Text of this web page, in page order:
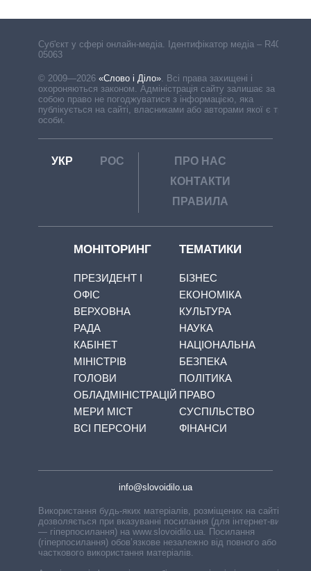
Cуб'єкт у сфері онлайн-медіа. Ідентифікатор медіа – R40-
05063
© 2009—2026 «Слово і Діло» Всі права захищені і
охороняються законом. Адміністрація сайту залишає за
собою право не погоджуватися з інформацією, яка
публікується на сайті, власниками або авторами якої є треті
особи.
УКР РОС
ПРО НАС
КОНТАКТИ
ПРАВИЛА
МОНІТОРИНГ
ПРЕЗИДЕНТ І
ОФІС
ВЕРХОВНА
РАДА
КАБІНЕТ
МІНІСТРІВ
ГОЛОВИ
ОБЛАДМІНІСТРАЦІЙ
МЕРИ МІСТ
ВСІ ПЕРСОНИ
ТЕМАТИКИ
БІЗНЕС
ЕКОНОМІКА
КУЛЬТУРА
НАУКА
НАЦІОНАЛЬНА
БЕЗПЕКА
ПОЛІТИКА
ПРАВО
СУСПІЛЬСТВО
ФІНАНСИ
info@slovoidilo.ua
Використання будь-яких матеріалів, розміщених на сайті,
дозволяється при вказуванні посилання (для інтернет-видань
— гіперпосилання) на www.slovoidilo.ua. Посилання
(гіперпосилання) обов’язкове незалежно від повного або
часткового використання матеріалів.